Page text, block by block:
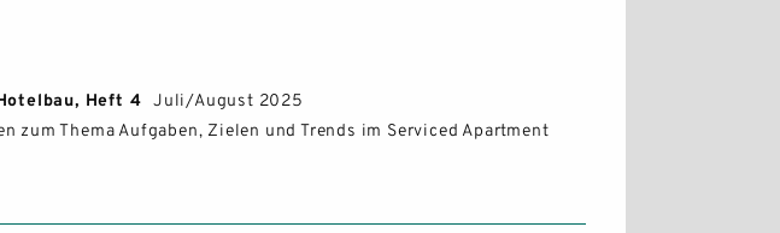
Heft 4Juli/August 2025
zum Thema Aufgaben, Zielen und Trends im Serviced Apartment